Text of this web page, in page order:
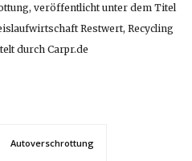
veröffentlicht unter dem Titel
Restwert, Recycling
durch Carpr.de
Autoverschrottung